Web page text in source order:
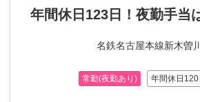
年間休日123日！夜勤手当
名鉄名古屋本線新木曽
常勤(夜勤あり) 年間休日